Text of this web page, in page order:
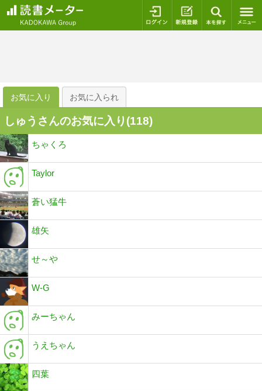
ログイン 新規登録
お気に入り お気に入られ
しゅうさんのお気に入り(118)
ちゃくろ
Taylor
蒼い猛牛
雄矢
せ～や
W-G
みーちゃん
うえちゃん
四葉